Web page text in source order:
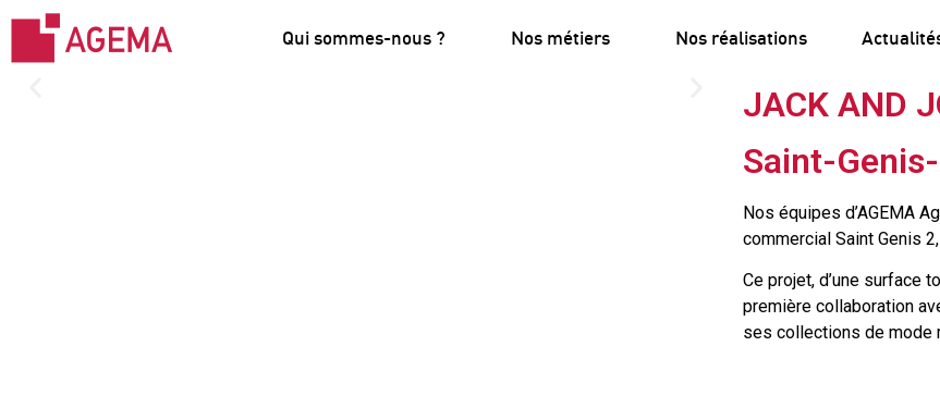
Qui sommes-nous ? Nos métiers Nos réalisations
JACK AND
Saint-
Nos équipes d’AGEMA
commercial Saint Genis
Ce projet, d’une surface
première collaboration
ses collections de mode